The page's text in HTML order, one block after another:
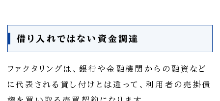
借り入れではない資金調達
ファクタリングは、銀行や金融機関からの融資など
に代表される貸し付けとは違って、利用者の売掛債